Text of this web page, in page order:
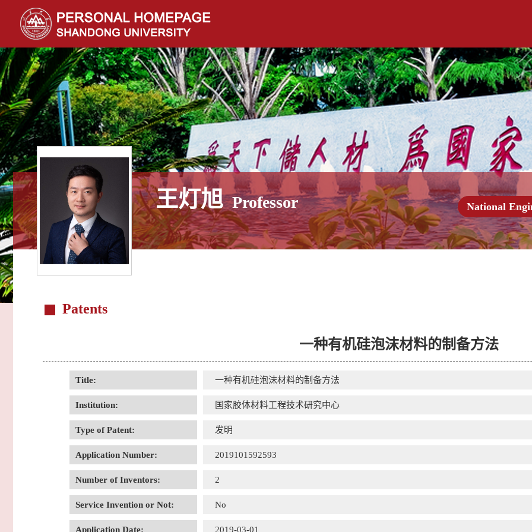
王灯旭 Professor National
Patents
一种有机硅泡沫材料的制备方法
Title: 一种有机硅泡沫材料的制备方法
Institution: 国家胶体材料工程技术研究中心
Type of Patent: 发明
Application Number: 2019101592593
Number of Inventors: 2
Service Invention or Not: No
Application Date: 2019-03-01